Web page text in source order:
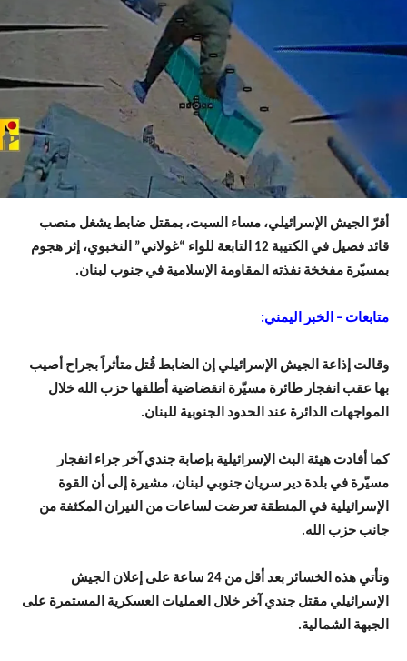
أقرّ الجيش الإسرائيلي، مساء السبت، بمقتل ضابط يشغل منصب
قائد فصيل في الكتيبة 12 التابعة للواء “غولاني” النخبوي، إثر هجوم
بمسيّرة مفخخة نفذته المقاومة الإسلامية في جنوب لبنان.
متابعات – الخبر اليمني:
وقالت إذاعة الجيش الإسرائيلي إن الضابط قُتل متأثراً بجراح أصيب
بها عقب انفجار طائرة مسيّرة انقضاضية أطلقها حزب الله خلال
المواجهات الدائرة عند الحدود الجنوبية للبنان.
كما أفادت هيئة البث الإسرائيلية بإصابة جندي آخر جراء انفجار
مسيّرة في بلدة دير سريان جنوبي لبنان، مشيرة إلى أن القوة
الإسرائيلية في المنطقة تعرضت لساعات من النيران المكثفة من
جانب حزب الله.
وتأتي هذه الخسائر بعد أقل من 24 ساعة على إعلان الجيش
الإسرائيلي مقتل جندي آخر خلال العمليات العسكرية المستمرة على
الجبهة الشمالية.